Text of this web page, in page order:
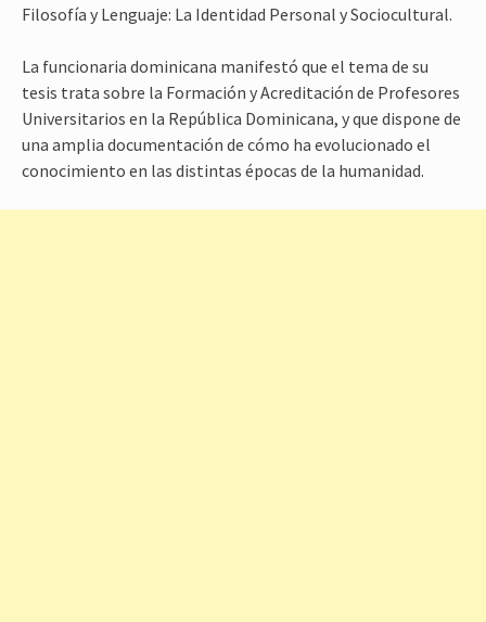
Filosofía y Lenguaje: La Identidad Personal y Sociocultural.
La funcionaria dominicana manifestó que el tema de su
tesis trata sobre la Formación y Acreditación de Profesores
Universitarios en la República Dominicana, y que dispone de
una amplia documentación de cómo ha evolucionado el
conocimiento en las distintas épocas de la humanidad.